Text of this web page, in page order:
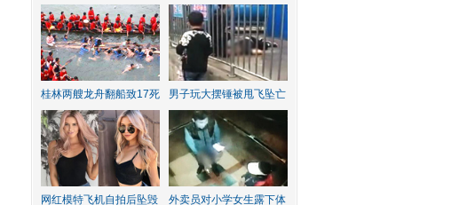
桂林两艘龙舟翻船致17死 男子玩大摆锤被甩飞坠亡
网红模特飞机自拍后坠毁 外卖员对小学女生露下体